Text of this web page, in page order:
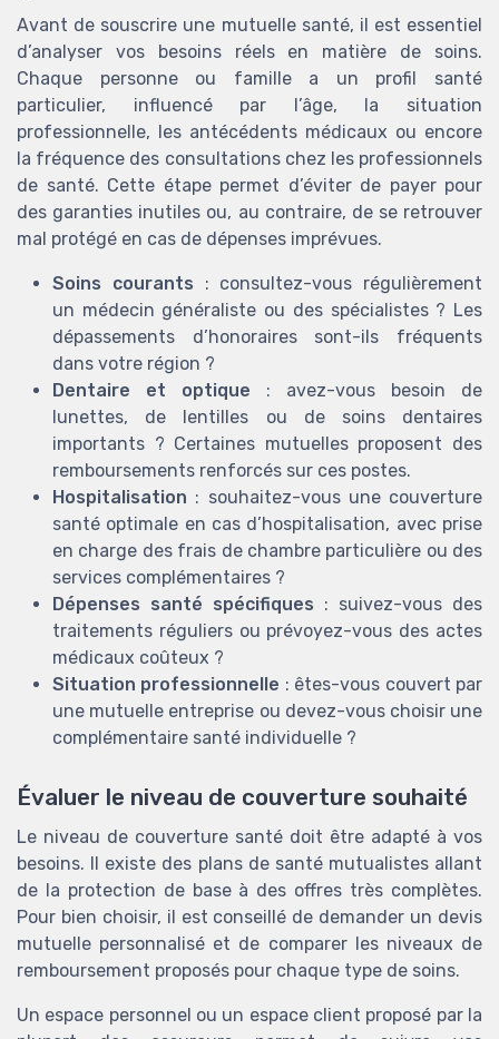
Avant de souscrire une mutuelle santé, il est essentiel
d’analyser vos besoins réels en matière de soins.
Chaque personne ou famille a un profil santé
particulier, influencé par l’âge, la situation
professionnelle, les antécédents médicaux ou encore
la fréquence des consultations chez les professionnels
de santé. Cette étape permet d’éviter de payer pour
des garanties inutiles ou, au contraire, de se retrouver
mal protégé en cas de dépenses imprévues.
Soins courants : consultez-vous régulièrement
un médecin généraliste ou des spécialistes ? Les
dépassements d’honoraires sont-ils fréquents
dans votre région ?
Dentaire et optique : avez-vous besoin de
lunettes, de lentilles ou de soins dentaires
importants ? Certaines mutuelles proposent des
remboursements renforcés sur ces postes.
Hospitalisation : souhaitez-vous une couverture
santé optimale en cas d’hospitalisation, avec prise
en charge des frais de chambre particulière ou des
services complémentaires ?
Dépenses santé spécifiques : suivez-vous des
traitements réguliers ou prévoyez-vous des actes
médicaux coûteux ?
Situation professionnelle : êtes-vous couvert par
une mutuelle entreprise ou devez-vous choisir une
complémentaire santé individuelle ?
Évaluer le niveau de couverture souhaité
Le niveau de couverture santé doit être adapté à vos
besoins. Il existe des plans de santé mutualistes allant
de la protection de base à des offres très complètes.
Pour bien choisir, il est conseillé de demander un devis
mutuelle personnalisé et de comparer les niveaux de
remboursement proposés pour chaque type de soins.
Un espace personnel ou un espace client proposé par la